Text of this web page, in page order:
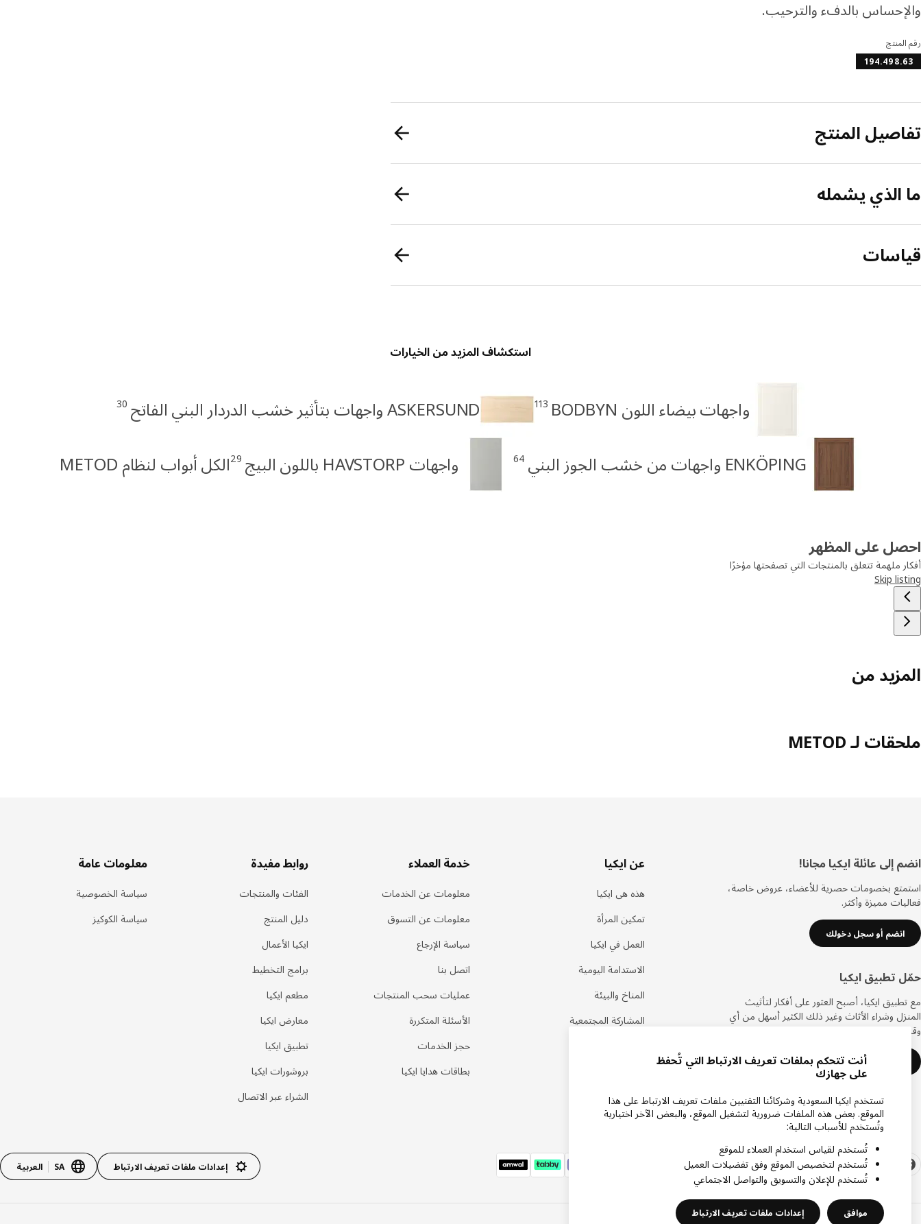
والإحساس بالدفء والترحيب.
رقم المنتج
194.498.63
تفاصيل المنتج
ما الذي يشمله
قياسات
استكشاف المزيد من الخيارات
واجهات بيضاء اللون BODBYN 113 ASKERSUND واجهات بتأثير خشب الدردار البني الفاتح 30
ENKÖPING واجهات من خشب الجوز البني 64 واجهات HAVSTORP باللون البيج 29الكل أبواب لنظام METOD
احصل على المظهر
أفكار ملهمة تتعلق بالمنتجات التي تصفحتها مؤخرًا
Skip listing
المزيد من
ملحقات لـ METOD
تذييل
انضم إلى عائلة ايكيا مجانا!
استمتع بخصومات حصرية للأعضاء، عروض خاصة،
فعاليات مميزة وأكثر.
انضم أو سجل دخولك
حمّل تطبيق ايكيا
مع تطبيق ايكيا، أصبح العثور على أفكار لتأثيث
المنزل وشراء الأثاث وغير ذلك الكثير أسهل من أي
وقت مضى.
تعرف على المزيد
عن ايكيا
هذه هى ايكيا
تمكين المرأة
العمل في ايكيا
الاستدامة اليومية
المناخ والبيئة
المشاركة المجتمعية
خدمة العملاء
معلومات عن الخدمات
معلومات عن التسوق
سياسة الإرجاع
اتصل بنا
عمليات سحب المنتجات
الأسئلة المتكررة
حجز الخدمات
بطاقات هدايا ايكيا
روابط مفيدة
الفئات والمنتجات
دليل المنتج
ايكيا الأعمال
برامج التخطيط
مطعم ايكيا
معارض ايكيا
تطبيق ايكيا
بروشورات ايكيا
الشراء عبر الاتصال
معلومات عامة
سياسة الخصوصية
سياسة الكوكيز
إعدادات ملفات تعريف الارتباط SA العربية
أنت تتحكم بملفات تعريف الارتباط التي تُحفظ
على جهازك
تستخدم ايكيا السعودية وشركائنا التقنيين ملفات تعريف الارتباط على هذا
الموقع. بعض هذه الملفات ضرورية لتشغيل الموقع، والبعض الآخر اختيارية
وتُستخدم للأسباب التالية:
تُستخدم لقياس استخدام العملاء للموقع
تُستخدم لتخصيص الموقع وفق تفضيلات العميل
تُستخدم للإعلان والتسويق والتواصل الاجتماعي
موافق إعدادات ملفات تعريف الارتباط